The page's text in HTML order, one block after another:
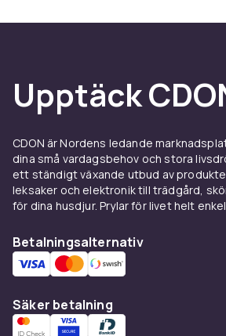
Upptäck
CDON är Nordens ledande
dina små vardagsbehov och stora
ett ständigt växande utbud av
leksaker och elektronik till trädgård,
för dina husdjur. Prylar för livet helt
Betalningsalternativ
Säker betalning